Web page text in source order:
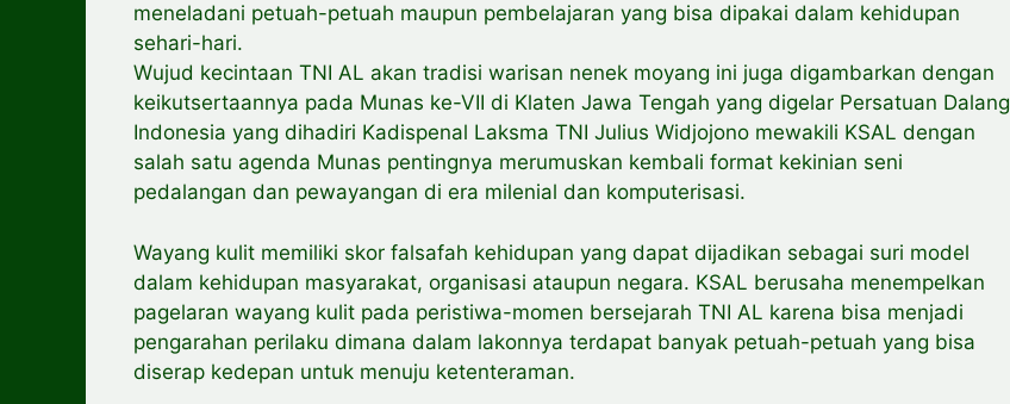
meneladani petuah-petuah maupun pembelajaran yang bisa dipakai dalam kehidupan
sehari-hari.
Wujud kecintaan TNI AL akan tradisi warisan nenek moyang ini juga digambarkan dengan
keikutsertaannya pada Munas ke-VII di Klaten Jawa Tengah yang digelar Persatuan Dalang
Indonesia yang dihadiri Kadispenal Laksma TNI Julius Widjojono mewakili KSAL dengan
salah satu agenda Munas pentingnya merumuskan kembali format kekinian seni
pedalangan dan pewayangan di era milenial dan komputerisasi.
Wayang kulit memiliki skor falsafah kehidupan yang dapat dijadikan sebagai suri model
dalam kehidupan masyarakat, organisasi ataupun negara. KSAL berusaha menempelkan
pagelaran wayang kulit pada peristiwa-momen bersejarah TNI AL karena bisa menjadi
pengarahan perilaku dimana dalam lakonnya terdapat banyak petuah-petuah yang bisa
diserap kedepan untuk menuju ketenteraman.